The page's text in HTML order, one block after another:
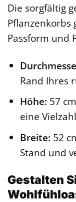
Die sorgfältig
Passform und
Rand Ihres
Höhe: 57
eine
Breite: 52
Stand und
Gestalten